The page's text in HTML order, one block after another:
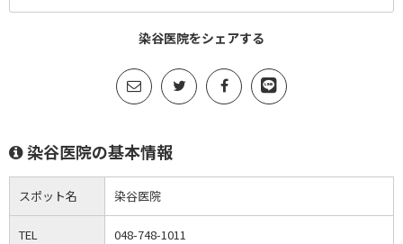
染谷医院をシェアする
染谷医院の基本情報
スポット名 染谷医院
TEL 048-748-1011